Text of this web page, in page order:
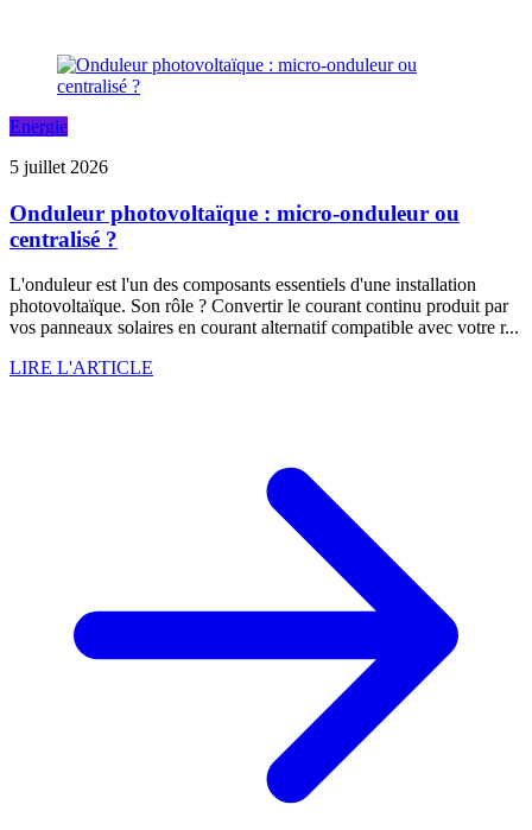
Energie
5 juillet 2026
Onduleur photovoltaïque : micro-onduleur ou
centralisé ?
L'onduleur est l'un des composants essentiels d'une installation
photovoltaïque. Son rôle ? Convertir le courant continu produit par
vos panneaux solaires en courant alternatif compatible avec votre r...
LIRE L'ARTICLE